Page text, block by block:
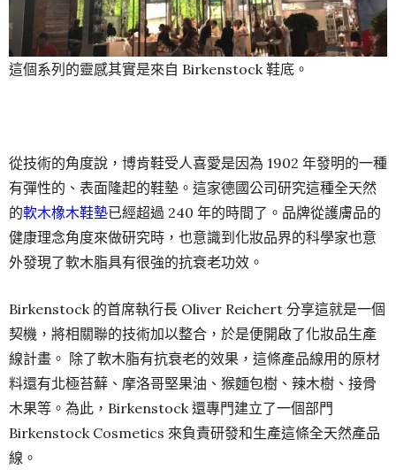
這個系列的靈感其實是來自 Birkenstock 鞋底。
從技術的角度說，博肯鞋受人喜愛是因為 1902 年發明的一種
有彈性的、表面隆起的鞋墊。這家德國公司研究這種全天然
的軟木橡木鞋墊已經超過 240 年的時間了。品牌從護膚品的
健康理念角度來做研究時，也意識到化妝品界的科學家也意
外發現了軟木脂具有很強的抗衰老功效。
Birkenstock 的首席執行長 Oliver Reichert 分享這就是一個
契機，將相關聯的技術加以整合，於是便開啟了化妝品生產
線計畫。 除了軟木脂有抗衰老的效果，這條產品線用的原材
料還有北極苔蘚、摩洛哥堅果油、猴麵包樹、辣木樹、接骨
木果等。為此，Birkenstock 還專門建立了一個部門
Birkenstock Cosmetics 來負責研發和生產這條全天然產品
線。